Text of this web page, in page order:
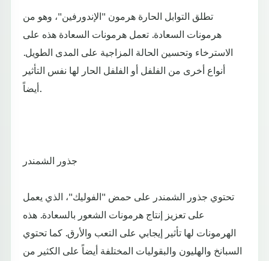
تطلق التوابل الحارة هرمون "الإندورفين"، وهو من
هرمونات السعادة. تعمل هرمونات السعادة هذه على
الاسترخاء وتحسين الحالة المزاجية على المدى الطويل.
أنواع أخرى من الفلفل أو الفلفل الحار لها نفس التأثير
أيضاً.
جذور الشمندر
تحتوي جذور الشمندر على حمض "الفوليك"، الذي يعمل
على تعزيز إنتاج هرمونات الشعور بالسعادة. هذه
الهرمونات لها تأثير إيجابي على التعب والأرق. كما تحتوي
السبانخ والهليون والبقوليات المختلفة أيضاً على الكثير من